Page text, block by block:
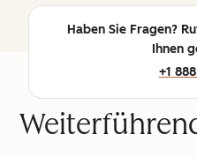
Haben Sie Fragen?
Ihnen
+1